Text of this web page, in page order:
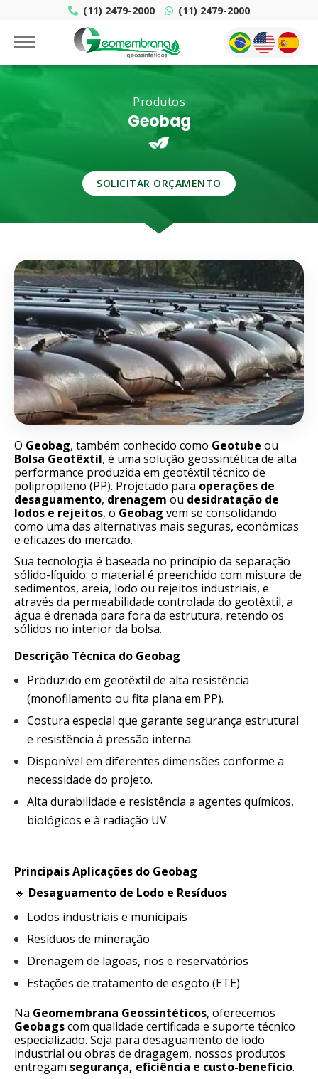
(11) 2479-2000 (11) 2479-2000
Produtos
Geobag
SOLICITAR ORÇAMENTO
O Geobag, também conhecido como Geotube ou
Bolsa Geotêxtil, é uma solução geossintética de alta
performance produzida em geotêxtil técnico de
polipropileno (PP). Projetado para operações de
desaguamento, drenagem ou desidratação de
lodos e rejeitos, o Geobag vem se consolidando
como uma das alternativas mais seguras, econômicas
e eficazes do mercado.
Sua tecnologia é baseada no princípio da separação
sólido-líquido: o material é preenchido com mistura de
sedimentos, areia, lodo ou rejeitos industriais, e
através da permeabilidade controlada do geotêxtil, a
água é drenada para fora da estrutura, retendo os
sólidos no interior da bolsa.
Descrição Técnica do Geobag
Produzido em geotêxtil de alta resistência
(monofilamento ou fita plana em PP).
Costura especial que garante segurança estrutural
e resistência à pressão interna.
Disponível em diferentes dimensões conforme a
necessidade do projeto.
Alta durabilidade e resistência a agentes químicos,
biológicos e à radiação UV.
Principais Aplicações do Geobag
🔹 Desaguamento de Lodo e Resíduos
Lodos industriais e municipais
Resíduos de mineração
Drenagem de lagoas, rios e reservatórios
Estações de tratamento de esgoto (ETE)
Na Geomembrana Geossintéticos, oferecemos
Geobagscom qualidade certificada e suporte técnico
especializado. Seja para desaguamento de lodo
industrial ou obras de dragagem, nossos produtos
entregam segurança, eficiência e custo-benefício.